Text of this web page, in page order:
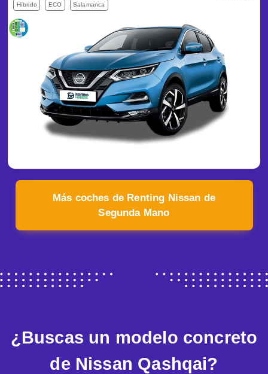
Híbrido ECO Salamanca
Más coches de Renting Nissan de
Segunda Mano
¿Buscas un modelo concreto
de Nissan Qashqai?